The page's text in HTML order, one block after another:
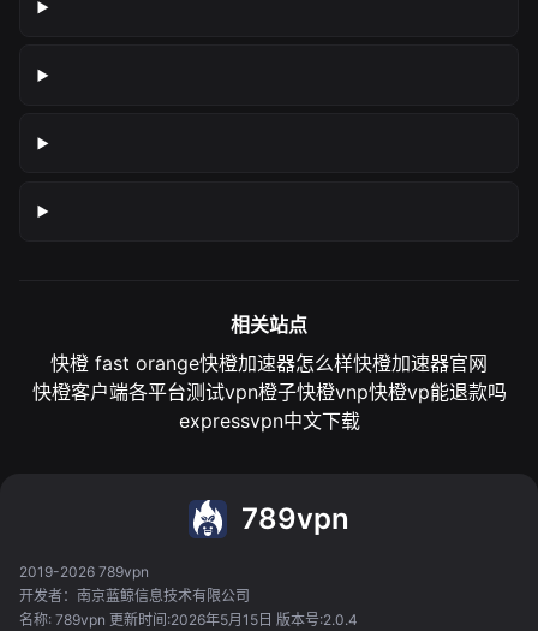
相关站点
快橙 fast orange快橙加速器怎么样快橙加速器官网
快橙客户端各平台测试vpn橙子快橙vnp快橙vp能退款吗
expressvpn中文下载
789vpn
2019-2026 789vpn
开发者：南京蓝鲸信息技术有限公司
名称: 789vpn 更新时间:2026年5月15日 版本号:2.0.4